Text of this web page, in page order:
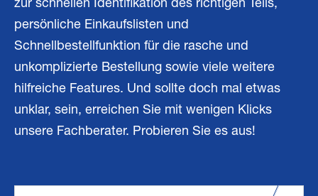
zur schnellen Identifikation des richtigen Teils,
persönliche Einkaufslisten und
Schnellbestellfunktion für die rasche und
unkomplizierte Bestellung sowie viele weitere
hilfreiche Features. Und sollte doch mal etwas
unklar, sein, erreichen Sie mit wenigen Klicks
unsere Fachberater. Probieren Sie es aus!